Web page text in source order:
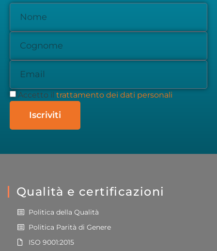
Accetto il trattamento dei dati personali
Iscriviti
Qualità e certificazioni
Politica della Qualità
Politica Parità di Genere
ISO 9001:2015